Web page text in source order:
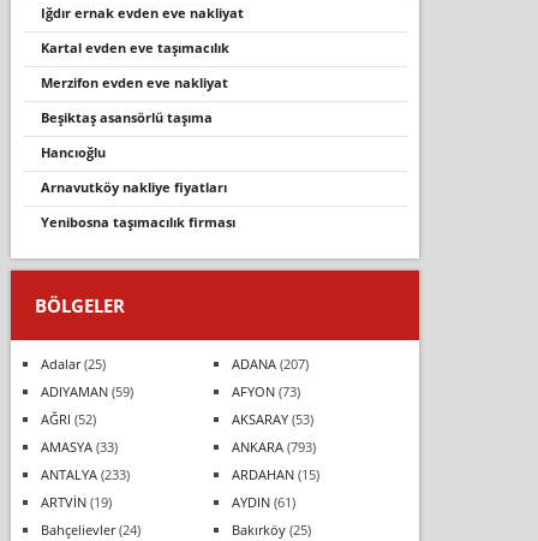
iğdır ernak evden eve nakliyat
kartal evden eve taşımacılık
merzi̇fon evden eve nakli̇yat
beşiktaş asansörlü taşıma
hancıoğlu
arnavutköy nakliye fiyatları
yenibosna taşımacılık firması
BÖLGELER
Adalar(25) ADANA(207)
ADIYAMAN(59) AFYON(73)
AĞRI (52) AKSARAY(53)
AMASYA(33) ANKARA(793)
ANTALYA(233) ARDAHAN(15)
ARTVİN(19) AYDIN(61)
Bahçelievler(24) Bakırköy(25)